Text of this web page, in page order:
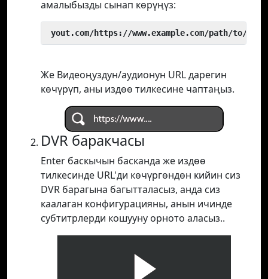
амалыбызды сынап көрүңүз:
yout.com/https://www.example.com/path/to/
Же Видеоңуздун/аудионун URL дарегин
көчүрүп, аны издөө тилкесине чаптаңыз.
DVR баракчасы
Enter баскычын басканда же издөө
тилкесинде URL'ди көчүргөндөн кийин сиз
DVR барагына багытталасыз, анда сиз
каалаган конфигурацияны, анын ичинде
субтитрлерди кошууну орното аласыз..